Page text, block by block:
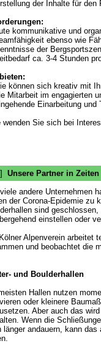
der Inhalte für den
kommunikative und
ebenso wie
der
ca. 3-4 Stunden
können sich kreativ mit
Mitarbeit im engagierten
Einarbeitung und
wenden Sie sich bei
Unsere Partner in
andere Unternehmen
der Corona-Epidemie zu
sind
einstellen oder
Alpenverein arbeitet
und beobachtet die
und Boulderhallen
Hallen nutzen
oder kleinere
Aber auch das
Wenn die
länger andauern, kann das